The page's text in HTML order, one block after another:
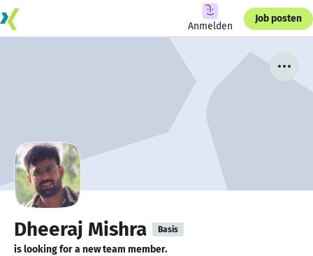
Anmelden
Job posten
Dheeraj Mishra Basis
is looking for a new team member.